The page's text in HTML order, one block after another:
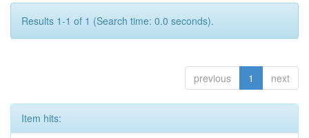
Results 1-1 of 1 (Search time: 0.0 seconds).
previous 1 next
Item hits: